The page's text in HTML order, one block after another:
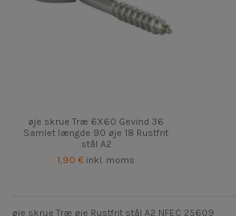
øje skrue Træ 6X60 Gevind 36
Samlet længde 90 øje 18 Rustfrit
stål A2
1,90 € inkl. moms
øje skrue Træ øje Rustfrit stål A2 NFEC 25609